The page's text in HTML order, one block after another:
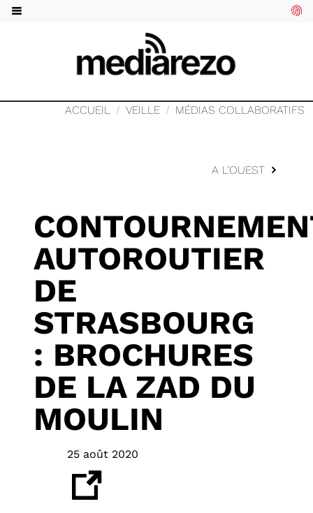
ACCUEIL VEILLE MÉDIAS COLLABORATIFS
A L’OUEST
AUTOROUTIER
DE
STRASBOURG
: BROCHURES
DE LA ZAD DU
MOULIN
25 août 2020